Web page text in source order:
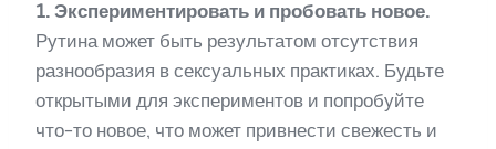
1. Экспериментировать и пробовать новое.
Рутина может быть результатом отсутствия
разнообразия в сексуальных практиках. Будьте
открытыми для экспериментов и попробуйте
что-то новое, что может привнести свежесть и